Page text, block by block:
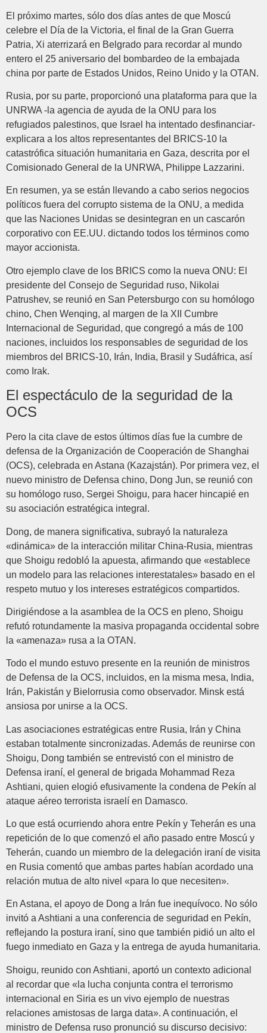
El próximo martes, sólo dos días antes de que Moscú
celebre el Día de la Victoria, el final de la Gran Guerra
Patria, Xi aterrizará en Belgrado para recordar al mundo
entero el 25 aniversario del bombardeo de la embajada
china por parte de Estados Unidos, Reino Unido y la OTAN.
Rusia, por su parte, proporcionó una plataforma para que la
UNRWA -la agencia de ayuda de la ONU para los
refugiados palestinos, que Israel ha intentado desfinanciar-
explicara a los altos representantes del BRICS-10 la
catastrófica situación humanitaria en Gaza, descrita por el
Comisionado General de la UNRWA, Philippe Lazzarini.
En resumen, ya se están llevando a cabo serios negocios
políticos fuera del corrupto sistema de la ONU, a medida
que las Naciones Unidas se desintegran en un cascarón
corporativo con EE.UU. dictando todos los términos como
mayor accionista.
Otro ejemplo clave de los BRICS como la nueva ONU: El
presidente del Consejo de Seguridad ruso, Nikolai
Patrushev, se reunió en San Petersburgo con su homólogo
chino, Chen Wenqing, al margen de la XII Cumbre
Internacional de Seguridad, que congregó a más de 100
naciones, incluidos los responsables de seguridad de los
miembros del BRICS-10, Irán, India, Brasil y Sudáfrica, así
como Irak.
El espectáculo de la seguridad de la
OCS
Pero la cita clave de estos últimos días fue la cumbre de
defensa de la Organización de Cooperación de Shanghai
(OCS), celebrada en Astana (Kazajstán). Por primera vez, el
nuevo ministro de Defensa chino, Dong Jun, se reunió con
su homólogo ruso, Sergei Shoigu, para hacer hincapié en
su asociación estratégica integral.
Dong, de manera significativa, subrayó la naturaleza
«dinámica» de la interacción militar China-Rusia, mientras
que Shoigu redobló la apuesta, afirmando que «establece
un modelo para las relaciones interestatales» basado en el
respeto mutuo y los intereses estratégicos compartidos.
Dirigiéndose a la asamblea de la OCS en pleno, Shoigu
refutó rotundamente la masiva propaganda occidental sobre
la «amenaza» rusa a la OTAN.
Todo el mundo estuvo presente en la reunión de ministros
de Defensa de la OCS, incluidos, en la misma mesa, India,
Irán, Pakistán y Bielorrusia como observador. Minsk está
ansiosa por unirse a la OCS.
Las asociaciones estratégicas entre Rusia, Irán y China
estaban totalmente sincronizadas. Además de reunirse con
Shoigu, Dong también se entrevistó con el ministro de
Defensa iraní, el general de brigada Mohammad Reza
Ashtiani, quien elogió efusivamente la condena de Pekín al
ataque aéreo terrorista israelí en Damasco.
Lo que está ocurriendo ahora entre Pekín y Teherán es una
repetición de lo que comenzó el año pasado entre Moscú y
Teherán, cuando un miembro de la delegación iraní de visita
en Rusia comentó que ambas partes habían acordado una
relación mutua de alto nivel «para lo que necesiten».
En Astana, el apoyo de Dong a Irán fue inequívoco. No sólo
invitó a Ashtiani a una conferencia de seguridad en Pekín,
reflejando la postura iraní, sino que también pidió un alto el
fuego inmediato en Gaza y la entrega de ayuda humanitaria.
Shoigu, reunido con Ashtiani, aportó un contexto adicional
al recordar que «la lucha conjunta contra el terrorismo
internacional en Siria es un vivo ejemplo de nuestras
relaciones amistosas de larga data». A continuación, el
ministro de Defensa ruso pronunció su discurso decisivo: